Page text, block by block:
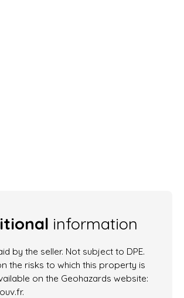
information
by the seller. Not subject to DPE.
the risks to which this property is
on the Geohazards website: